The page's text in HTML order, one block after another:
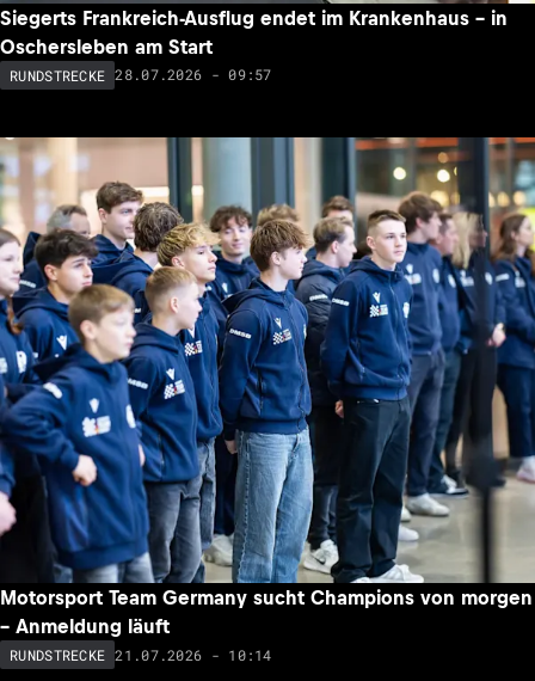
Siegerts Frankreich-Ausflug endet im Krankenhaus – in
Oschersleben am Start
RUNDSTRECKE 28.07.2026 - 09:57
Motorsport Team Germany sucht Champions von morgen
– Anmeldung läuft
RUNDSTRECKE 21.07.2026 - 10:14